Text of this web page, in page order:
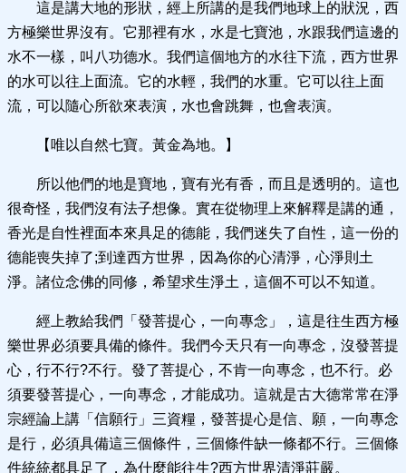
這是講大地的形狀，經上所講的是我們地球上的狀況，西
方極樂世界沒有。它那裡有水，水是七寶池，水跟我們這邊的
水不一樣，叫八功德水。我們這個地方的水往下流，西方世界
的水可以往上面流。它的水輕，我們的水重。它可以往上面
流，可以隨心所欲來表演，水也會跳舞，也會表演。
【唯以自然七寶。黃金為地。】
所以他們的地是寶地，寶有光有香，而且是透明的。這也
很奇怪，我們沒有法子想像。實在從物理上來解釋是講的通，
香光是自性裡面本來具足的德能，我們迷失了自性，這一份的
德能喪失掉了;到達西方世界，因為你的心清淨，心淨則土
淨。諸位念佛的同修，希望求生淨土，這個不可以不知道。
經上教給我們「發菩提心，一向專念」，這是往生西方極
樂世界必須要具備的條件。我們今天只有一向專念，沒發菩提
心，行不行?不行。發了菩提心，不肯一向專念，也不行。必
須要發菩提心，一向專念，才能成功。這就是古大德常常在淨
宗經論上講「信願行」三資糧，發菩提心是信、願，一向專念
是行，必須具備這三個條件，三個條件缺一條都不行。三個條
件統統都具足了，為什麼能往生?西方世界清淨莊嚴。